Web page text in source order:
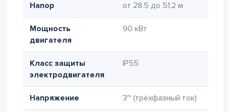
Напор от 28.5 до 51.2 м
Мощность
двигателя
90 кВт
Класс защиты
электродвигателя
IP55
Напряжение 3~ (трёхфазный ток)